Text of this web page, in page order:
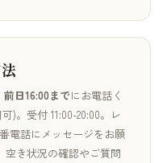
日16:00までにお電話く
)。受付 11:00-20:00。レ
電話にメッセージをお願
空き状況の確認やご質問